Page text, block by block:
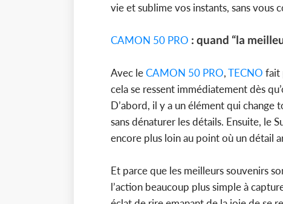
vie et sublime vos instants, sans vous
CAMON 50 PRO : quand “la
Avec leCAMON 50 PRO,TECNO fait
cela se ressent immédiatement dès
D’abord, il y a un élément qui
sans dénaturer les détails. Ensuite, le
encore plus loin au point où un détail
Et parce que les meilleurs souvenirs
l’action beaucoup plus simple à